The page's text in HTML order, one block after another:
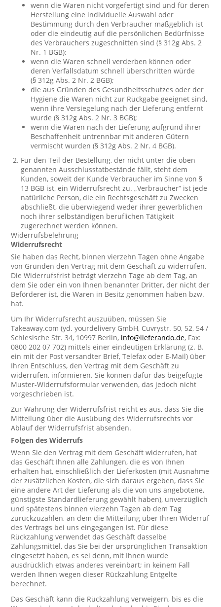
wenn die Waren nicht vorgefertigt sind und für deren
Herstellung eine individuelle Auswahl oder
Bestimmung durch den Verbraucher maßgeblich ist
oder die eindeutig auf die persönlichen Bedürfnisse
des Verbrauchers zugeschnitten sind (§ 312g Abs. 2
Nr. 1 BGB);
wenn die Waren schnell verderben können oder
deren Verfallsdatum schnell überschritten würde
(§ 312g Abs. 2 Nr. 2 BGB);
die aus Gründen des Gesundheitsschutzes oder der
Hygiene die Waren nicht zur Rückgabe geeignet sind,
wenn ihre Versiegelung nach der Lieferung entfernt
wurde (§ 312g Abs. 2 Nr. 3 BGB);
wenn die Waren nach der Lieferung aufgrund ihrer
Beschaffenheit untrennbar mit anderen Gütern
vermischt wurden (§ 312g Abs. 2 Nr. 4 BGB).
Für den Teil der Bestellung, der nicht unter die oben
genannten Ausschlusstatbestände fällt, steht dem
Kunden, soweit der Kunde Verbraucher im Sinne von §
13 BGB ist, ein Widerrufsrecht zu. „Verbraucher“ ist jede
natürliche Person, die ein Rechtsgeschäft zu Zwecken
abschließt, die überwiegend weder ihrer gewerblichen
noch ihrer selbständigen beruflichen Tätigkeit
zugerechnet werden können.
Widerrufsbelehrung
Widerrufsrecht
Sie haben das Recht, binnen vierzehn Tagen ohne Angabe
von Gründen den Vertrag mit dem Geschäft zu widerrufen.
Die Widerrufsfrist beträgt vierzehn Tage ab dem Tag, an
dem Sie oder ein von Ihnen benannter Dritter, der nicht der
Beförderer ist, die Waren in Besitz genommen haben bzw.
hat.
Um Ihr Widerrufsrecht auszuüben, müssen Sie
Takeaway.com (yd. yourdelivery GmbH, Cuvrystr. 50, 52, 54 /
Schlesische Str. 34, 10997 Berlin, info@lieferando.de, Fax:
0800 202 07 702) mittels einer eindeutigen Erklärung (z. B.
ein mit der Post versandter Brief, Telefax oder E-Mail) über
Ihren Entschluss, den Vertrag mit dem Geschäft zu
widerrufen, informieren. Sie können dafür das beigefügte
Muster-Widerrufsformular verwenden, das jedoch nicht
vorgeschrieben ist.
Zur Wahrung der Widerrufsfrist reicht es aus, dass Sie die
Mitteilung über die Ausübung des Widerrufsrechts vor
Ablauf der Widerrufsfrist absenden.
Folgen des Widerrufs
Wenn Sie den Vertrag mit dem Geschäft widerrufen, hat
das Geschäft Ihnen alle Zahlungen, die es von Ihnen
erhalten hat, einschließlich der Lieferkosten (mit Ausnahme
der zusätzlichen Kosten, die sich daraus ergeben, dass Sie
eine andere Art der Lieferung als die von uns angebotene,
günstigste Standardlieferung gewählt haben), unverzüglich
und spätestens binnen vierzehn Tagen ab dem Tag
zurückzuzahlen, an dem die Mitteilung über Ihren Widerruf
des Vertrags bei uns eingegangen ist. Für diese
Rückzahlung verwendet das Geschäft dasselbe
Zahlungsmittel, das Sie bei der ursprünglichen Transaktion
eingesetzt haben, es sei denn, mit Ihnen wurde
ausdrücklich etwas anderes vereinbart; in keinem Fall
werden Ihnen wegen dieser Rückzahlung Entgelte
berechnet.
Das Geschäft kann die Rückzahlung verweigern, bis es die